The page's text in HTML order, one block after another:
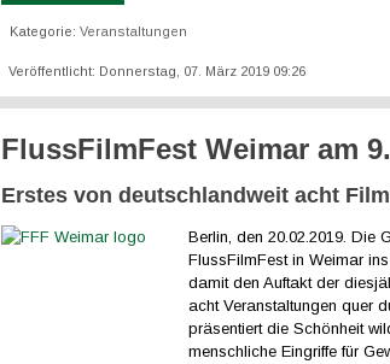
Kategorie:Veranstaltungen
Veröffentlicht: Donnerstag, 07. März 2019 09:26
FlussFilmFest Weimar am
Erstes von deutschlandweit acht
Berlin, den 20.02.2019. Die
FlussFilmFest in Weimar
damit den Auftakt der
acht Veranstaltungen quer
präsentiert die Schönheit
menschliche Eingriffe für